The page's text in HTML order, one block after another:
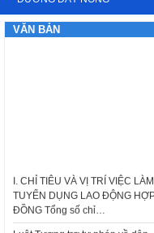
VĂN BẢN
TUYỂN DỤNG LAO ĐỘNG HỢP
ĐỒNG Tổng số chỉ…
Luật Tương trợ tư pháp về dân